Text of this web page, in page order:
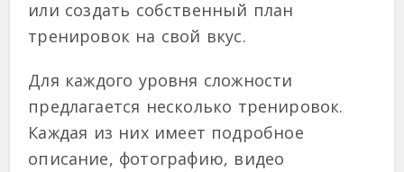
или создать собственный план
тренировок на свой вкус.
Для каждого уровня сложности
предлагается несколько тренировок.
Каждая из них имеет подробное
описание, фотографию, видео